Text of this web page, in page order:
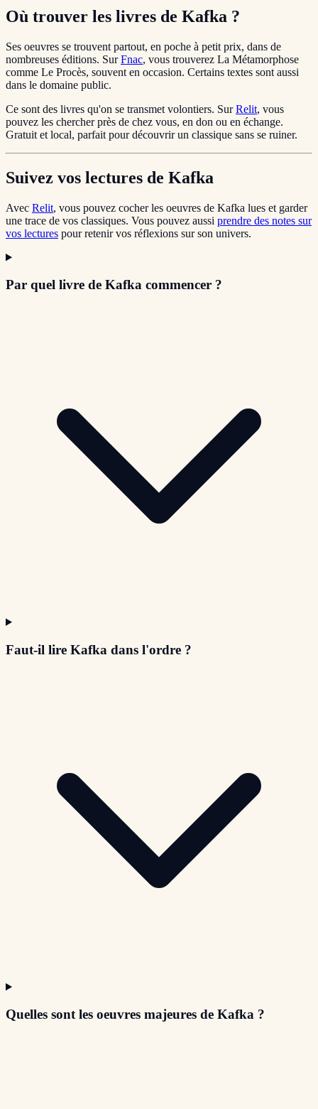
Où trouver les livres de Kafka ?
Ses oeuvres se trouvent partout, en poche à petit prix, dans de
nombreuses éditions. SurFnac, vous trouverez La Métamorphose
comme Le Procès, souvent en occasion. Certains textes sont aussi
dans le domaine public.
Ce sont des livres qu'on se transmet volontiers. SurRelit, vous
pouvez les chercher près de chez vous, en don ou en échange.
Gratuit et local, parfait pour découvrir un classique sans se ruiner.
Suivez vos lectures de Kafka
Avec Relit, vous pouvez cocher les oeuvres de Kafka lues et garder
une trace de vos classiques. Vous pouvez aussi prendre des notes sur
vos lectures pour retenir vos réflexions sur son univers.
Par quel livre de Kafka commencer ?
Faut-il lire Kafka dans l'ordre ?
Quelles sont les oeuvres majeures de Kafka ?